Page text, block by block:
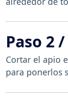
Paso 2
Cortar el apio
para ponerlos